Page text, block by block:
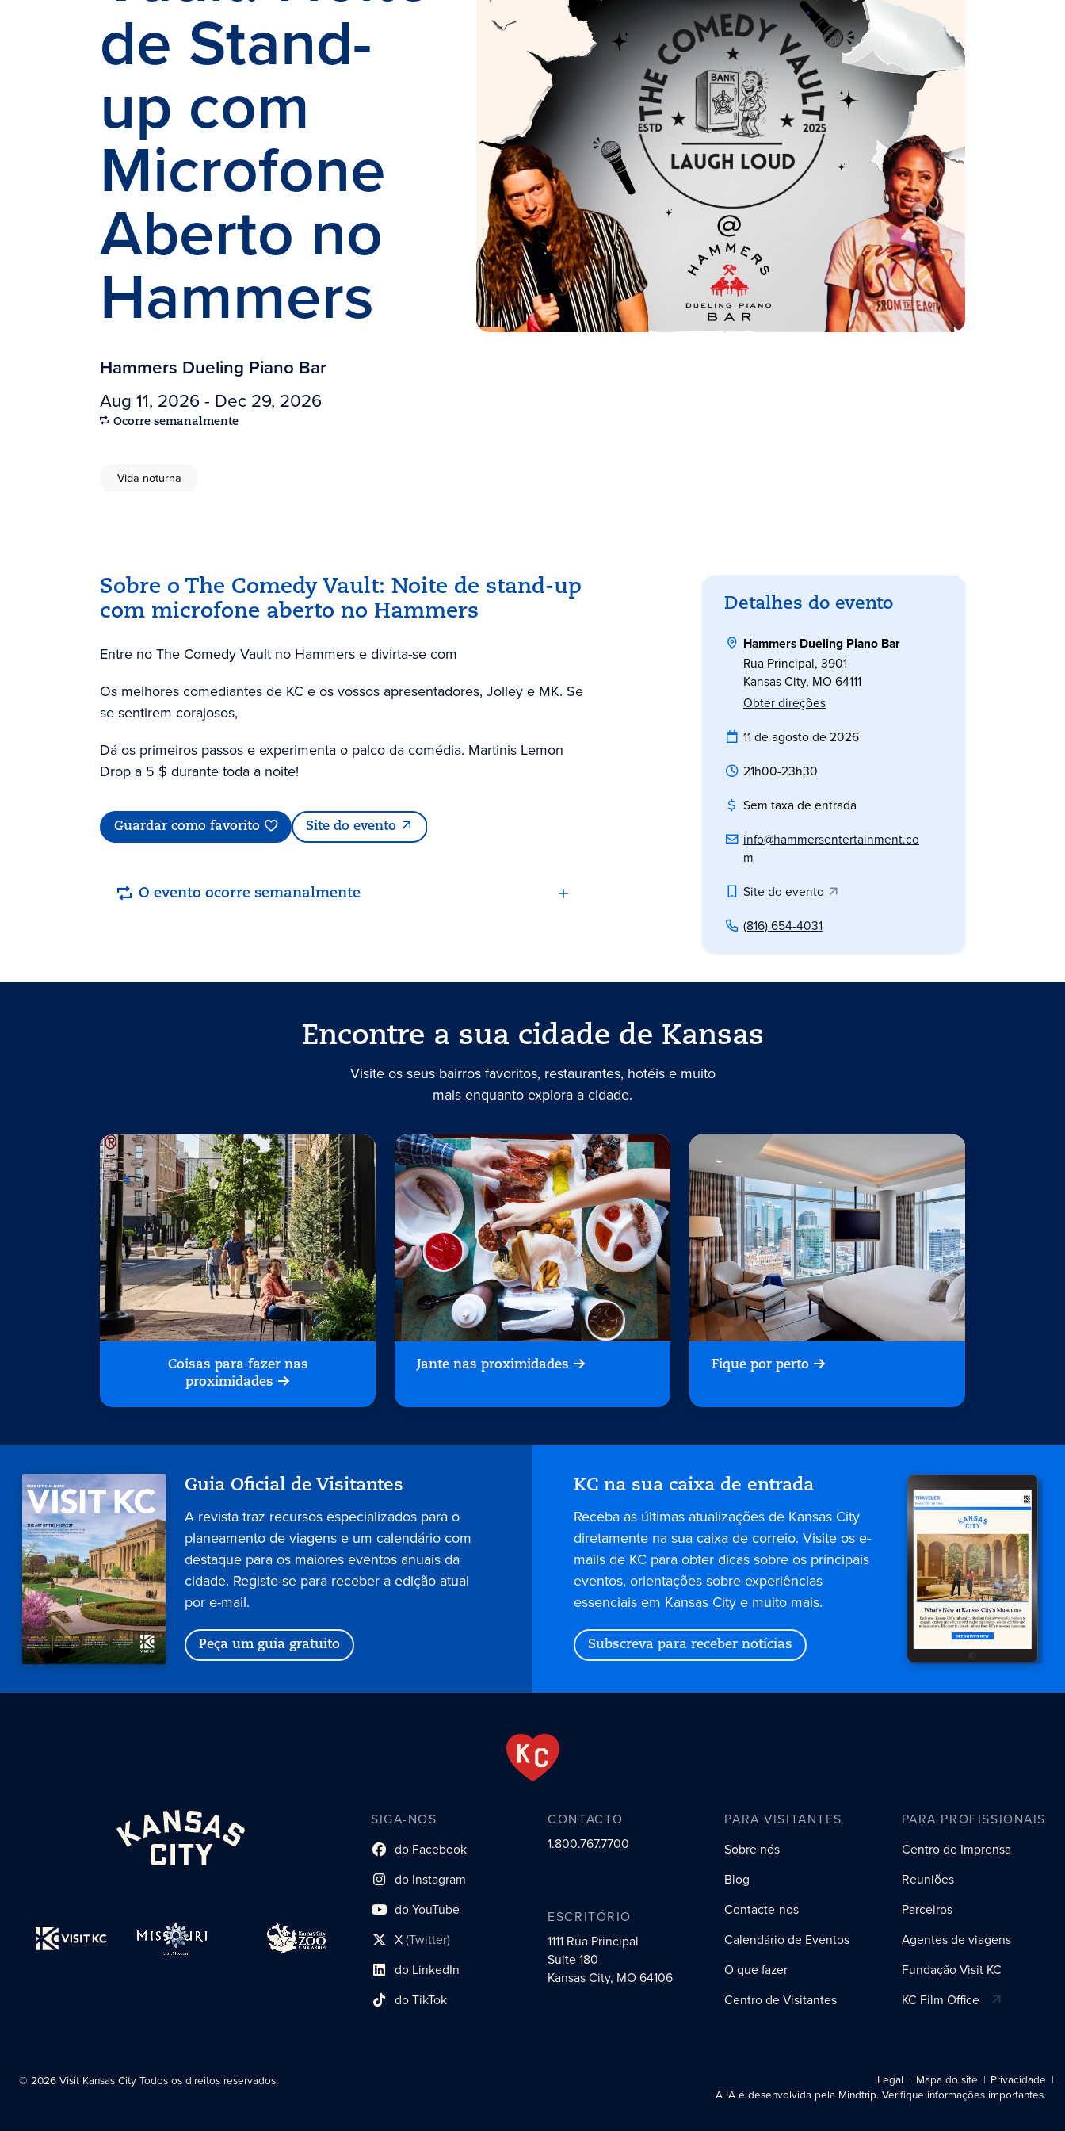
de Stand-
up com
Microfone
Aberto no
Hammers
Hammers Dueling Piano Bar
Aug 11, 2026 - Dec 29, 2026
Ocorre semanalmente
Vida noturna
Sobre o The Comedy Vault: Noite de stand-up
com microfone aberto no Hammers
Entre no The Comedy Vault no Hammers e divirta-se com
Os melhores comediantes de KC e os vossos apresentadores, Jolley e MK. Se
se sentirem corajosos,
Dá os primeiros passos e experimenta o palco da comédia. Martinis Lemon
Drop a 5 $ durante toda a noite!
Guardar como favorito Site do evento
O evento ocorre semanalmente
Detalhes do evento
Hammers Dueling Piano Bar
Rua Principal, 3901
Kansas City, MO 64111
Obter direções
11 de agosto de 2026
21h00-23h30
Sem taxa de entrada
info@hammersentertainment.co
m
Site do evento
(816) 654-4031
Encontre a sua cidade de Kansas
Visite os seus bairros favoritos, restaurantes, hotéis e muito
mais enquanto explora a cidade.
Coisas para fazer nas
proximidades
Jante nas proximidades Fique por perto
Guia Oficial de Visitantes
A revista traz recursos especializados para o
planeamento de viagens e um calendário com
destaque para os maiores eventos anuais da
cidade. Registe-se para receber a edição atual
por e-mail.
Peça um guia gratuito
KC na sua caixa de entrada
Receba as últimas atualizações de Kansas City
diretamente na sua caixa de correio. Visite os e-
mails de KC para obter dicas sobre os principais
eventos, orientações sobre experiências
essenciais em Kansas City e muito mais.
Subscreva para receber notícias
SIGA-NOS
Link do perfil social
do Facebook
Link do perfil social
do Instagram
Link do perfil social
do YouTube
Link do perfil social
X(Twitter)
Link do perfil social
do LinkedIn
Link do perfil social
do TikTok
CONTACTO
1.800.767.7700
ESCRITÓRIO
1111 Rua Principal
Suite 180
Kansas City, MO 64106
PARA VISITANTES
Sobre nós
Blog
Contacte-nos
Calendário de Eventos
O que fazer
Centro de Visitantes
PARA PROFISSIONAIS
Centro de Imprensa
Reuniões
Parceiros
Agentes de viagens
Fundação Visit KC
KC Film Office
Legal Mapa do site
Privacidade
A IA é desenvolvida pela Mindtrip. Verifique informações importantes.
© 2026 Visit Kansas City Todos os direitos reservados.